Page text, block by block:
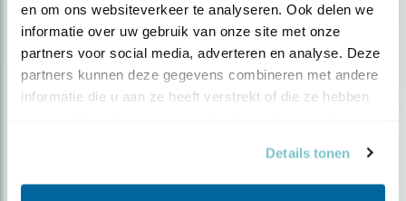
en om ons websiteverkeer te analyseren. Ook delen we
informatie over uw gebruik van onze site met onze
partners voor social media, adverteren en analyse. Deze
partners kunnen deze gegevens combineren met andere
informatie die u aan ze heeft verstrekt of die ze hebben
Details tonen